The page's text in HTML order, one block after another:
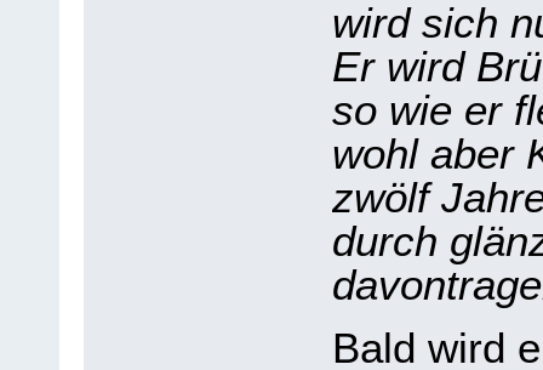
wird sich
Er wird
so wie er
wohl aber
zwölf
durch
Bald wird